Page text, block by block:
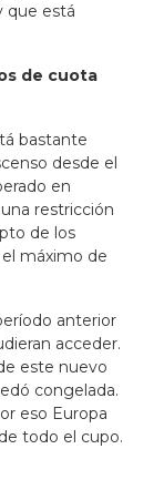
que está
de cuota
bastante
desde el
en
restricción
de los
máximo de
anterior
acceder.
este nuevo
congelada.
eso Europa
todo el cupo.